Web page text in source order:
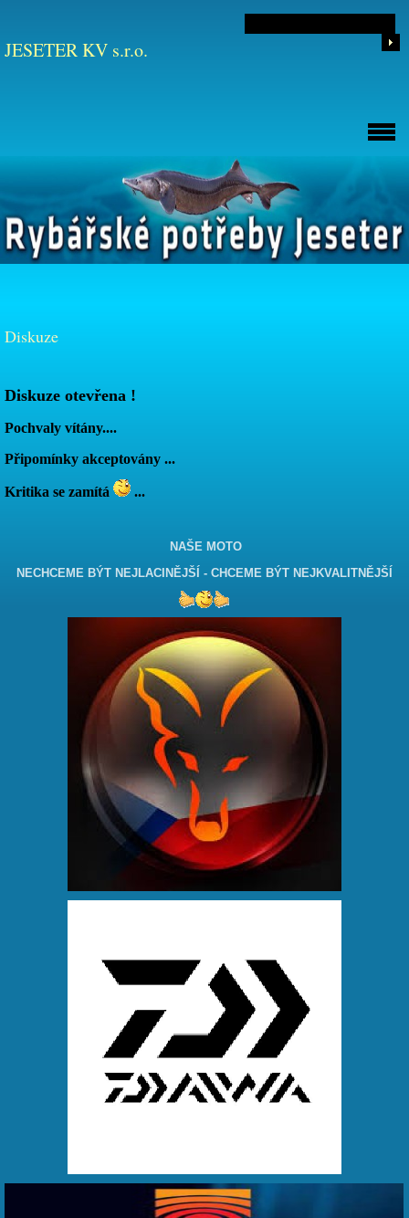
JESETER KV s.r.o.
Diskuze
Diskuze otevřena !
Pochvaly vítány....
Připomínky akceptovány ...
Kritika se zamítá ...
NAŠE MOTO
NECHCEME BÝT NEJLACINĚJŠÍ - CHCEME BÝT NEJKVALITNĚJŠÍ